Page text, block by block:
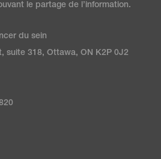
le partage de l’information.
du sein
suite 318, Ottawa, ON K2P 0J2